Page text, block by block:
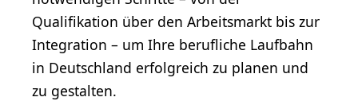
Qualifikation über den Arbeitsmarkt bis zur
Integration – um Ihre berufliche Laufbahn
in Deutschland erfolgreich zu planen und
zu gestalten.